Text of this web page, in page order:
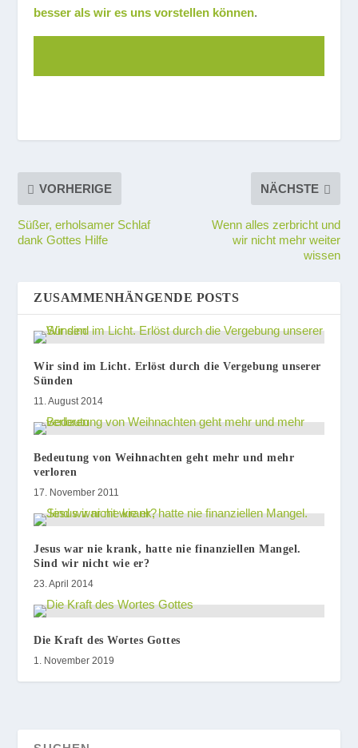
besser als wir es uns vorstellen können.
VORHERIGE
Süßer, erholsamer Schlaf
dank Gottes Hilfe
NÄCHSTE
Wenn alles zerbricht und
wir nicht mehr weiter
wissen
ZUSAMMENHÄNGENDE POSTS
Wir sind im Licht. Erlöst durch die Vergebung unserer
Sünden
11. August 2014
Bedeutung von Weihnachten geht mehr und mehr
verloren
17. November 2011
Jesus war nie krank, hatte nie finanziellen Mangel.
Sind wir nicht wie er?
23. April 2014
Die Kraft des Wortes Gottes
1. November 2019